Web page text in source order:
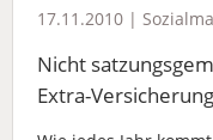
17.11.2010 |
Nicht
Extra-